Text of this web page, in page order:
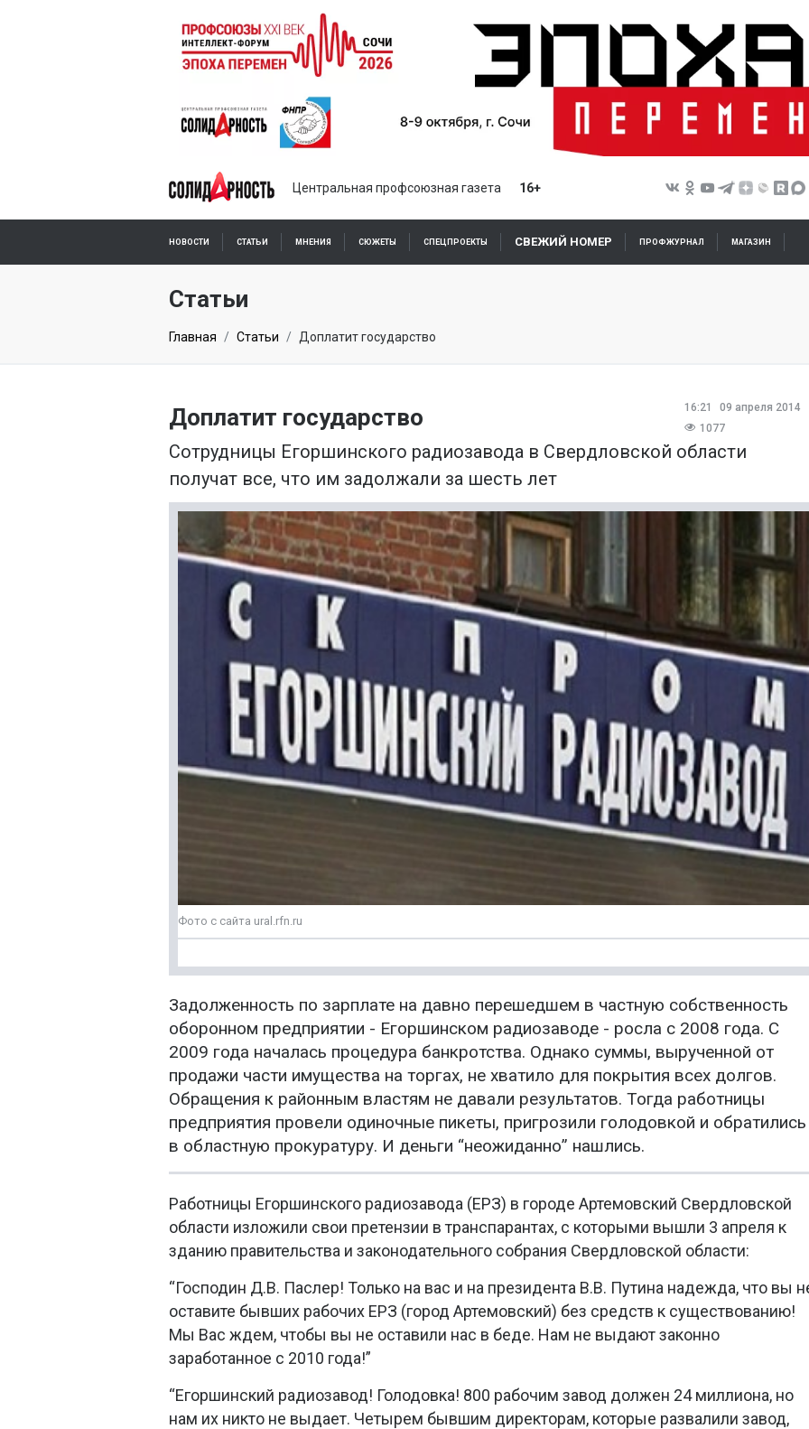
Центральная профсоюзная газета 16+
НОВОСТИ СТАТЬИ МНЕНИЯ СЮЖЕТЫ СПЕЦПРОЕКТЫ СВЕЖИЙ НОМЕР ПРОФЖУРНАЛ МАГАЗИН
Статьи
Главная Статьи Доплатит государство
16:21
09 апреля 2014
1077
Доплатит государство
Сотрудницы Егоршинского радиозавода в Свердловской области
получат все, что им задолжали за шесть лет
Фото с сайта ural.rfn.ru
Задолженность по зарплате на давно перешедшем в частную собственность
оборонном предприятии - Егоршинском радиозаводе - росла с 2008 года. С
2009 года началась процедура банкротства. Однако суммы, вырученной от
продажи части имущества на торгах, не хватило для покрытия всех долгов.
Обращения к районным властям не давали результатов. Тогда работницы
предприятия провели одиночные пикеты, пригрозили голодовкой и обратились
в областную прокуратуру. И деньги “неожиданно” нашлись.
Работницы Егоршинского радиозавода (ЕРЗ) в городе Артемовский Свердловской
области изложили свои претензии в транспарантах, с которыми вышли 3 апреля к
зданию правительства и законодательного собрания Свердловской области:
“Господин Д.В. Паслер! Только на вас и на президента В.В. Путина надежда, что вы
оставите бывших рабочих ЕРЗ (город Артемовский) без средств к существованию!
Мы Вас ждем, чтобы вы не оставили нас в беде. Нам не выдают законно
заработанное с 2010 года!”
“Егоршинский радиозавод! Голодовка! 800 рабочим завод должен 24 миллиона, но
нам их никто не выдает. Четырем бывшим директорам, которые развалили завод,